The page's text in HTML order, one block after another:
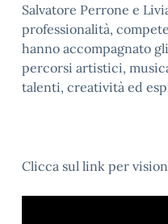
Salvatore Perrone e
professionalità,
hanno accompagnato
percorsi artistici,
talenti, creatività ed
Clicca sul link per